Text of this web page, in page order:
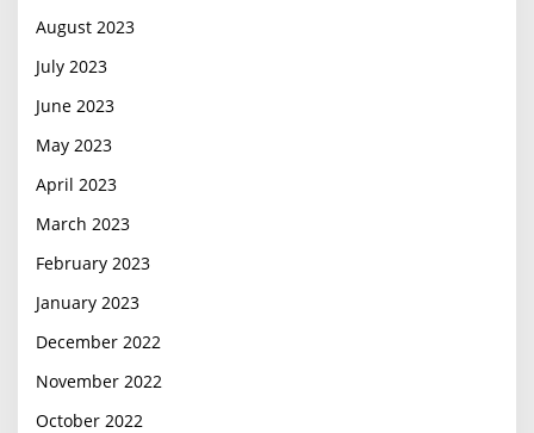
August 2023
July 2023
June 2023
May 2023
April 2023
March 2023
February 2023
January 2023
December 2022
November 2022
October 2022